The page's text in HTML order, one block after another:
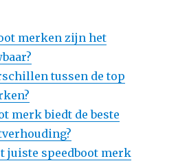
merken zijn het
tussen de top
merk biedt de beste
juiste speedboot merk